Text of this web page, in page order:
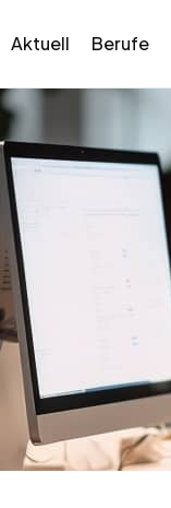
Aktuell Berufe